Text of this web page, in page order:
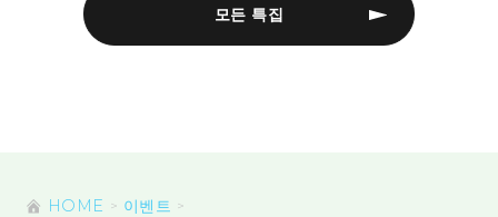
모든 특집
HOME 이벤트